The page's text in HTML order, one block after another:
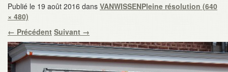
Publié le 19 août 2016 dans VANWISSENPleine résolution (640
× 480)
← Précédent Suivant →